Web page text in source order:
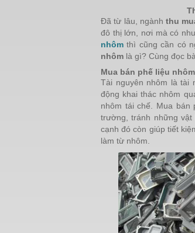
Đã từ lâu, ngànhthu
đô thị lớn, nơi mà có
nhôm thì cũng cần có
nhôm là gì? Cùng đọc
Mua bán phế liệu
Tài nguyên nhôm là tài
động khai thác nhôm
nhôm tái chế. Mua bán
trường, tránh những
cạnh đó còn giúp tiết
làm từ nhôm.